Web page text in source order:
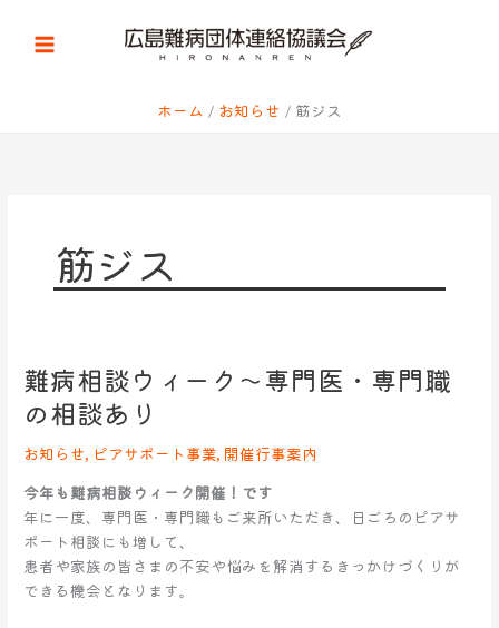
ホーム お知らせ 筋ジス
筋ジス
難病相談ウィーク～専門医・専門職
の相談あり
お知らせ, ピアサポート事業, 開催行事案内
今年も難病相談ウィーク開催！です
年に一度、専門医・専門職もご来所いただき、日ごろのピアサ
ポート相談にも増して、
患者や家族の皆さまの不安や悩みを解消するきっかけづくりが
できる機会となります。
難
病
相
談
ィ
ー
ク
～
専